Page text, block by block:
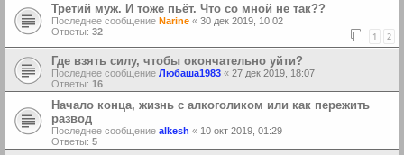
Третий муж. И тоже пьёт. Что со мной не так??
Последнее сообщение Narine « 30 дек 2019, 10:02
Ответы: 32 1 2
Где взять силу, чтобы окончательно уйти?
Последнее сообщение Любаша1983 « 27 дек 2019, 18:07
Ответы: 16
Начало конца, жизнь с алкоголиком или как пережить
развод
Последнее сообщение alkesh « 10 окт 2019, 01:29
Ответы: 5